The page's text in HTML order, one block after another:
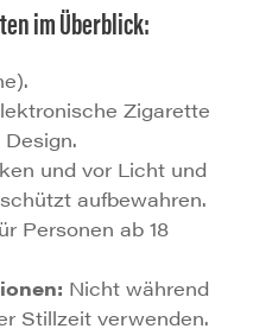
im Überblick:
Zigarette
und vor Licht und
aufbewahren.
Personen ab 18
Nicht während
Stillzeit verwenden.